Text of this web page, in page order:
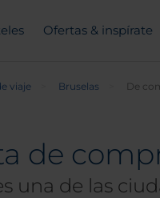
Ofertas & inspírate
viaje Bruselas De
de
una de las